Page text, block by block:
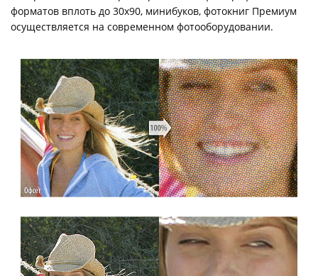
форматов вплоть до 30х90, минибуков, фотокниг Премиум
осуществляется на современном фотооборудовании.